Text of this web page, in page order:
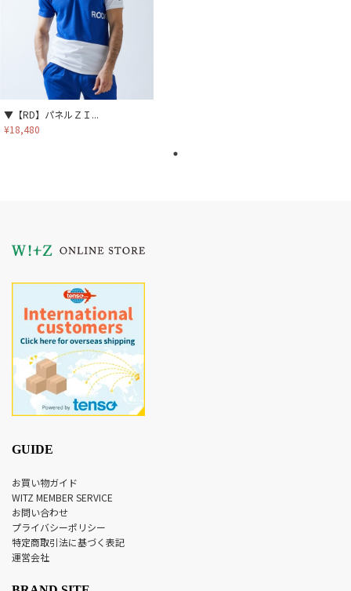
▼【RD】パネルＺＩ...
¥18,480
GUIDE
お買い物ガイド
WITZ MEMBER SERVICE
お問い合わせ
プライバシーポリシー
特定商取引法に基づく表記
運営会社